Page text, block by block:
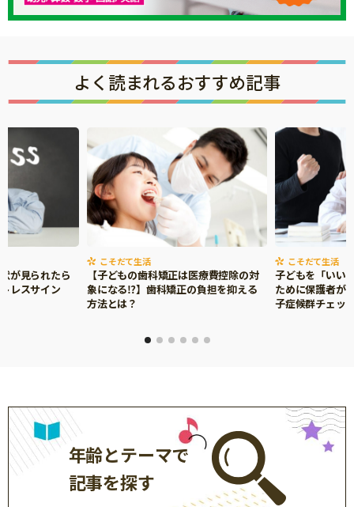
よく読まれるおすすめ記事
が見られたら
レスサイン
こそだて生活
【子どもの歯科矯正は医療費控除の対
象になる⁉】歯科矯正の負担を抑える
方法とは？
こそだて生活
子どもを「いい
ために保護者が
子症候群チェッ
年齢とテーマで
記事を探す